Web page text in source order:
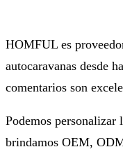
HOMFUL es
autocaravanas desde
comentarios son
Podemos personalizar
brindamos OEM,